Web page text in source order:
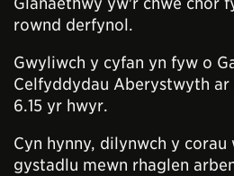
rownd derfynol.
Gwyliwch y cyfan yn fyw o
Celfyddydau Aberystwyth ar
6.15 yr hwyr.
Cyn hynny, dilynwch y
gystadlu mewn rhaglen